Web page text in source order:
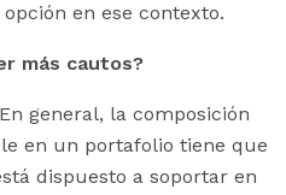
en ese contexto.
más cautos?
general, la composición
en un portafolio tiene que
dispuesto a soportar en